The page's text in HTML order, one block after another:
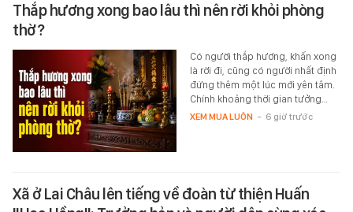
Thắp hương xong bao lâu thì nên rời khỏi phòng
thờ?
Có người thắp hương, khấn xong
là rời đi, cũng có người nhất định
đứng thêm một lúc mới yên tâm.
Chính khoảng thời gian tưởng…
XEM MUA LUÔN - 6 giờ trước
Xã ở Lai Châu lên tiếng về đoàn từ thiện Huấn